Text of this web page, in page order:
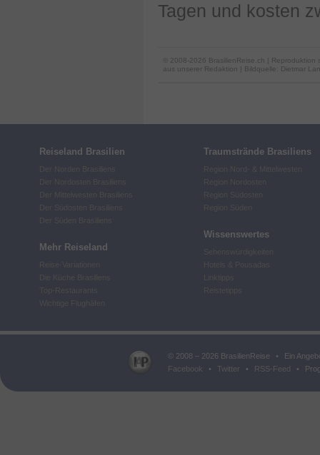
Tagen und kosten
© 2008-2026 BrasilienReise.ch | Reproduktion
aus unserer Redaktion
| Bildquelle: Dietmar
Reiseland Brasilien
Mehr Reiseland
Traumstrände Brasiliens
Wissenswertes
© 2008 – 2026 BrasilienReise •
Ein
Facebook
• Twitter • RSS-Feed •